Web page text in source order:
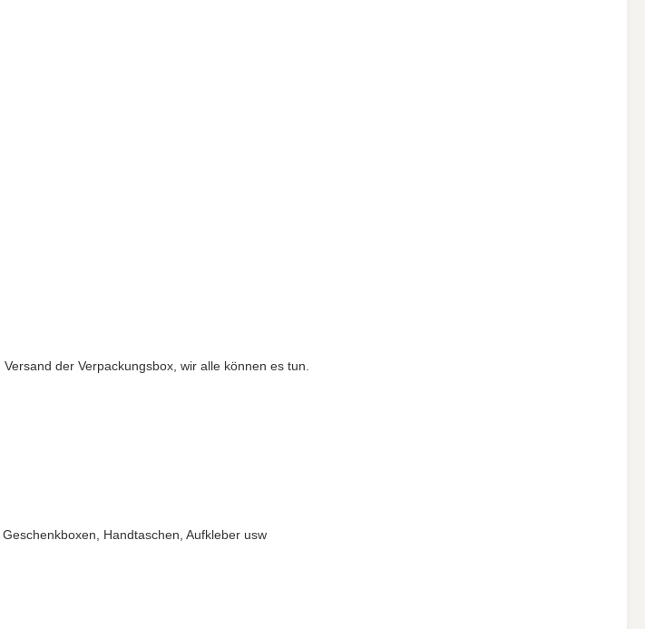
der Verpackungsbox, wir alle können es tun.
Handtaschen, Aufkleber usw